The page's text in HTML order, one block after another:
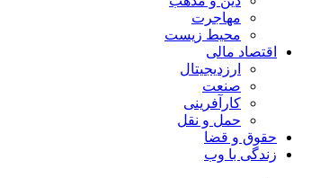
مهاجرت
محیط زیست
اقتصاد مالی
ارزدیجیتال
صنعت
کارآفرینی
حمل و نقل
حقوق و قضا
زندگی با وب